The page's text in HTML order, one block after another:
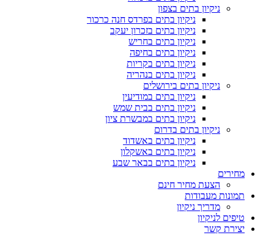
ניקיון בתים בצפון
ניקיון בתים בפרדס חנה כרכור
ניקיון בתים בזכרון יעקב
ניקיון בתים בחריש
ניקיון בתים בחיפה
ניקיון בתים בקריות
ניקיון בתים בנהריה
ניקיון בתים בירושלים
ניקיון בתים במודיעין
ניקיון בתים בבית שמש
ניקיון בתים במבשרת ציון
ניקיון בתים בדרום
ניקיון בתים באשדוד
ניקיון בתים באשקלון
ניקיון בתים בבאר שבע
מחירים
הצעת מחיר חינם
תמונות מעבודות
מדריך ניקיון
טיפים לניקיון
יצירת קשר